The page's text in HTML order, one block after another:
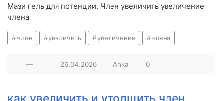
Мази гель для потенции. Член увеличить увеличение
члена
член увеличить увеличение члена
— 26.04.2026 Anka 0
как увеличить и утолщить член